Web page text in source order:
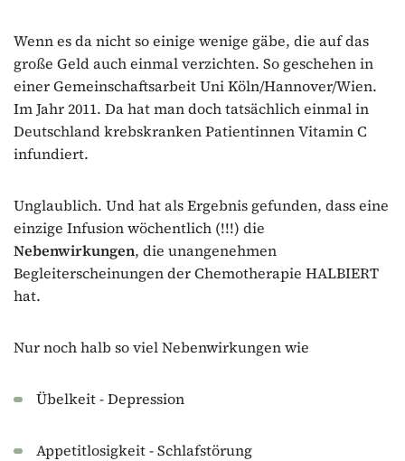
Wenn es da nicht so einige wenige gäbe, die auf das
große Geld auch einmal verzichten. So geschehen in
einer Gemeinschaftsarbeit Uni Köln/Hannover/Wien.
Im Jahr 2011. Da hat man doch tatsächlich einmal in
Deutschland krebskranken Patientinnen Vitamin C
infundiert.
Unglaublich. Und hat als Ergebnis gefunden, dass eine
einzige Infusion wöchentlich (!!!) die
Nebenwirkungen, die unangenehmen
Begleiterscheinungen der Chemotherapie HALBIERT
hat.
Nur noch halb so viel Nebenwirkungen wie
Übelkeit - Depression
Appetitlosigkeit - Schlafstörung